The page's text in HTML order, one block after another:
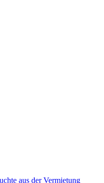
aus der Vermietung